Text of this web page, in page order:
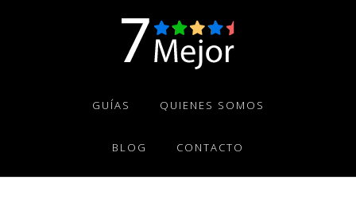
GUÍAS QUIENES SOMOS
BLOG CONTACTO